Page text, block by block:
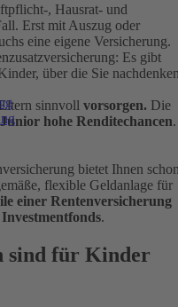
, Hausrat- und
Erst mit Auszug oder
eine eigene Versicherung.
Es gibt
über die Sie
sinnvoll vorsorgen. Die
hohe Renditechancen.
bietet Ihnen
flexible Geldanlage für
einer Rentenversicherung
.
sind für Kinder